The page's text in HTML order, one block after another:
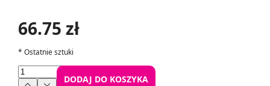
66.75 zł
* Ostatnie sztuki
DODAJ DO KOSZYKA